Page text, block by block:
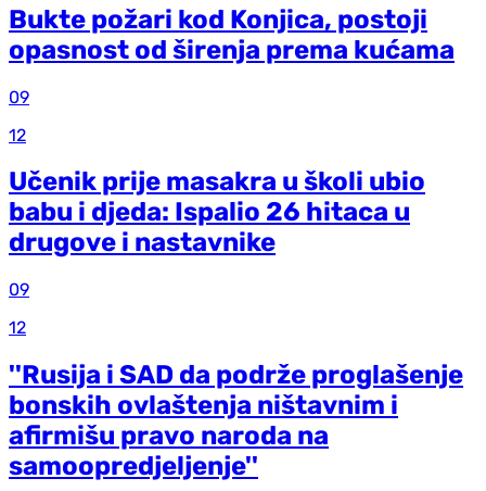
Bukte požari kod Konjica, postoji
opasnost od širenja prema kućama
09
12
Učenik prije masakra u školi ubio
babu i djeda: Ispalio 26 hitaca u
drugove i nastavnike
09
12
''Rusija i SAD da podrže proglašenje
bonskih ovlaštenja ništavnim i
afirmišu pravo naroda na
samoopredjeljenje''